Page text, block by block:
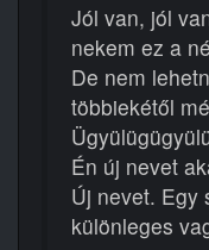
Jól van, jól
nekem ez a
De nem
többiekétől
Én új nevet
Új nevet. Egy
különleges